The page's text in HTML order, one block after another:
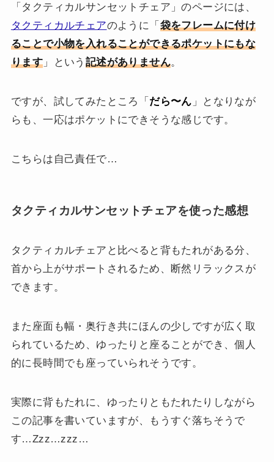
「タクティカルサンセットチェア」のページには、
タクティカルチェアのように「 袋をフレームに付け
ることで小物を入れることができるポケットにもな
ります 」という 記述がありません。
ですが、試してみたところ「 だら〜ん 」となりなが
らも、一応はポケットにできそうな感じです。
こちらは自己責任で…
タクティカルサンセットチェアを使った感想
タクティカルチェアと比べると背もたれがある分、
首から上がサポートされるため、断然リラックスが
できます。
また座面も幅・奥行き共にほんの少しですが広く取
られているため、ゆったりと座ることができ、個人
的に長時間でも座っていられそうです。
実際に背もたれに、ゆったりともたれたりしながら
この記事を書いていますが、もうすぐ落ちそうで
す…Zzz…zzz…